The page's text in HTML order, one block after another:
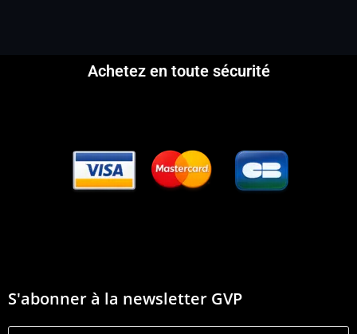
Achetez en toute sécurité
S'abonner à la newsletter GVP